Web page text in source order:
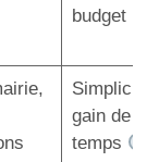
budget
Simplicité,
gain de
temps